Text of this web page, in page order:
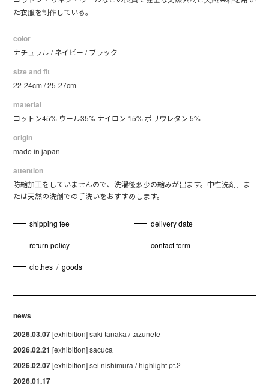
た衣服を制作している。
color
ナチュラル / ネイビー / ブラック
size and fit
22-24cm / 25-27cm
material
コットン45% ウール35% ナイロン 15% ポリウレタン 5%
origin
made in japan
attention
防縮加工をしていませんので、洗濯後多少の縮みが出ます。中性洗剤、ま
たは天然の洗剤での手洗いをおすすめします。
shipping fee delivery date
return policy contact form
clothes / goods
news
2026.03.07[exhibition] saki tanaka / tazunete
2026.02.21 [exhibition] sacuca
2026.02.07[exhibition] sei nishimura / highlight pt.2
2026.01.17